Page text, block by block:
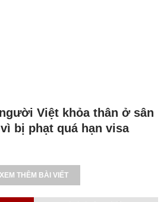
Việt khỏa thân ở sân
bị phạt quá hạn visa
XEM THÊM BÀI VIẾT